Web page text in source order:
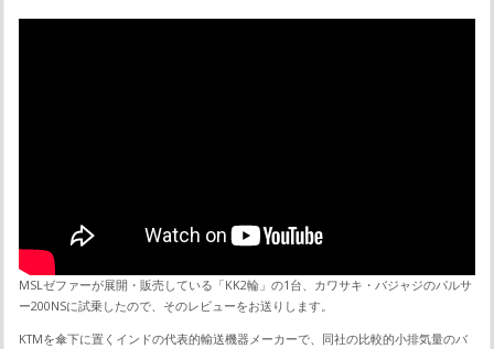
MSLゼファーが展開・販売している「KK2輪」の1台、カワサキ・バジャジのパルサ
ー200NSに試乗したので、そのレビューをお送りします。
KTMを傘下に置くインドの代表的輸送機器メーカーで、同社の比較的小排気量のバ